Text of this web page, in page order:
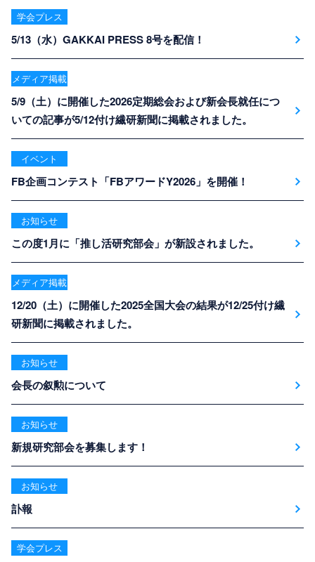
学会プレス
5/13（水）GAKKAI PRESS 8号を配信！
メディア掲載
5/9（土）に開催した2026定期総会および新会長就任につ
いての記事が5/12付け繊研新聞に掲載されました。
イベント
FB企画コンテスト「FBアワードY2026」を開催！
お知らせ
この度1月に「推し活研究部会」が新設されました。
メディア掲載
12/20（土）に開催した2025全国大会の結果が12/25付け繊
研新聞に掲載されました。
お知らせ
会長の叙勲について
お知らせ
新規研究部会を募集します！
お知らせ
訃報
学会プレス